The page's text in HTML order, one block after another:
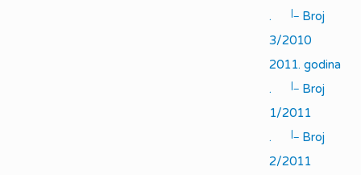
.
|_ Broj
3/2010
2011. godina
.
|_ Broj
1/2011
.
|_ Broj
2/2011